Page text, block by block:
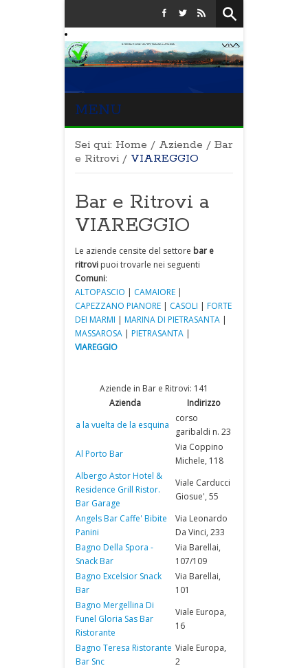
MENU
Sei qui: Home / Aziende / Bar
e Ritrovi / VIAREGGIO
Bar e Ritrovi a
VIAREGGIO
Le aziende censite del settore bar e
ritrovi puoi trovarle nei seguenti
Comuni:
ALTOPASCIO | CAMAIORE |
CAPEZZANO PIANORE | CASOLI | FORTE
DEI MARMI | MARINA DI PIETRASANTA |
MASSAROSA | PIETRASANTA |
VIAREGGIO
Aziende in Bar e Ritrovi: 141
Azienda
Indirizzo
a la vuelta de la esquina
corso
garibaldi n. 23
Al Porto Bar
Via Coppino
Michele, 118
Albergo Astor Hotel &
Residence Grill Ristor.
Bar Garage
Viale Carducci
Giosue', 55
Angels Bar Caffe' Bibite
Panini
Via Leonardo
Da Vinci, 233
Bagno Della Spora -
Snack Bar
Via Barellai,
107/109
Bagno Excelsior Snack
Bar
Via Barellai,
101
Bagno Mergellina Di
Funel Gloria Sas Bar
Ristorante
Viale Europa,
16
Bagno Teresa Ristorante
Bar Snc
Viale Europa,
2